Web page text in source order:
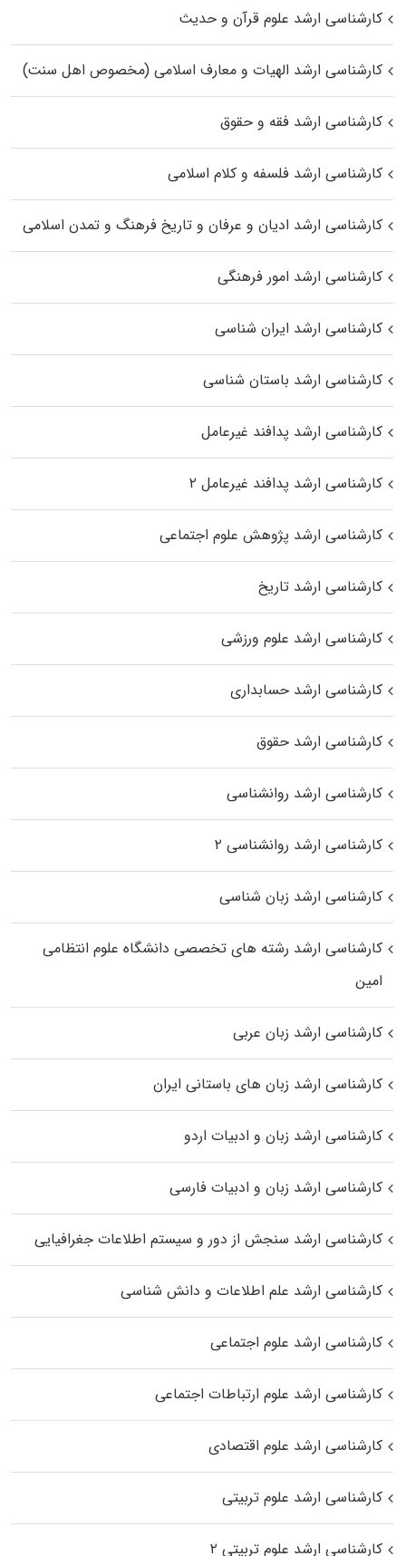
کارشناسی ارشد علوم قرآن و حدیث
کارشناسی ارشد الهیات و معارف اسلامی (مخصوص اهل سنت)
کارشناسی ارشد فقه و حقوق
کارشناسی ارشد فلسفه و کلام اسلامی
کارشناسی ارشد ادیان و عرفان و تاریخ فرهنگ و تمدن اسلامی
کارشناسی ارشد امور فرهنگی
کارشناسی ارشد ایران شناسی
کارشناسی ارشد باستان شناسی
کارشناسی ارشد پدافند غیرعامل
کارشناسی ارشد پدافند غیرعامل ۲
کارشناسی ارشد پژوهش علوم اجتماعی
کارشناسی ارشد تاریخ
کارشناسی ارشد علوم ورزشی
کارشناسی ارشد حسابداری
کارشناسی ارشد حقوق
کارشناسی ارشد روانشناسی
کارشناسی ارشد روانشناسی ۲
کارشناسی ارشد زبان شناسی
کارشناسی ارشد رﺷﺘﻪ ﻫﺎی تخصصی داﻧﺸﮕﺎه ﻋﻠﻮم انتظامی
اﻣﻴﻦ
کارشناسی ارشد زبان عربی
کارشناسی ارشد زبان‌ های باستانی ایران
کارشناسی ارشد زبان و ادبیات اردو
کارشناسی ارشد زبان و ادبیات فارسی
کارشناسی ارشد سنجش از دور و سیستم اطلاعات جغرافیایی
کارشناسی ارشد علم اطلاعات و دانش شناسی
کارشناسی ارشد علوم اجتماعی
کارشناسی ارشد علوم ارتباطات اجتماعی
کارشناسی ارشد علوم اقتصادی
کارشناسی ارشد علوم تربیتی
کارشناسی ارشد علوم تربیتی ۲